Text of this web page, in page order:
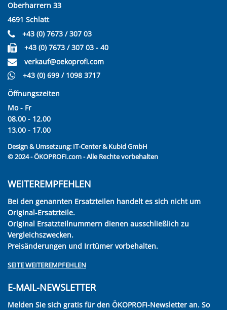
Oberharrern 33
4691 Schlatt
+43 (0) 7673 / 307 03
+43 (0) 7673 / 307 03 - 40
verkauf@oekoprofi.com
+43 (0) 699 / 1098 3717
Öffnungszeiten
Mo - Fr
08.00 - 12.00
13.00 - 17.00
Design & Umsetzung: IT-Center & Kubid GmbH
© 2024 - ÖKOPROFI.com - Alle Rechte vorbehalten
WEITEREMPFEHLEN
Bei den genannten Ersatzteilen handelt es sich nicht um
Original-Ersatzteile.
Original Ersatzteilnummern dienen ausschließlich zu
Vergleichszwecken.
Preisänderungen und Irrtümer vorbehalten.
SEITE WEITEREMPFEHLEN
E-MAIL-NEWSLETTER
Melden Sie sich gratis für den ÖKOPROFI-Newsletter an. So